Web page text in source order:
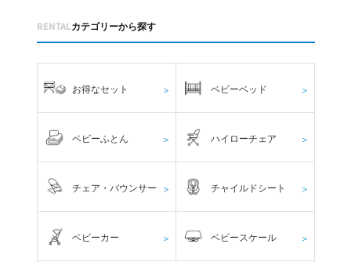
RENTALカテゴリーから探す
お得なセット ＞ ベビーベッド ＞
ベビーふとん ＞ ハイローチェア ＞
チェア・バウンサー ＞ チャイルドシート ＞
ベビーカー ＞ ベビースケール ＞